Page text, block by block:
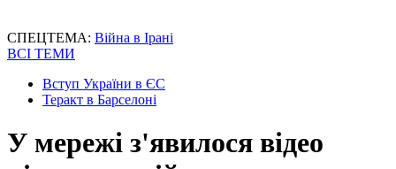
СПЕЦТЕМА: Війна в Ірані
ВСІ ТЕМИ
Вступ України в ЄС
Теракт в Барселоні
У мережі з'явилося відео